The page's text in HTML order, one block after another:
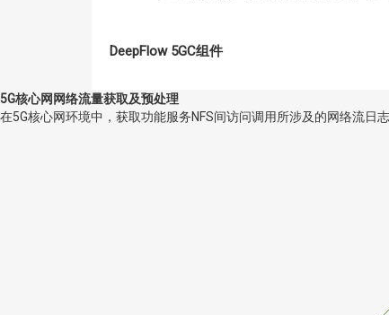
DeepFlow 5GC组件
5G核心网网络流量获取及预处理
在5G核心网环境中，获取功能服务NFS间访问调用所涉及的网络流日